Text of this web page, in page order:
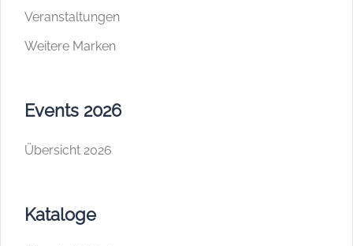
Veranstaltungen
Weitere Marken
Events 2026
Übersicht 2026
Kataloge